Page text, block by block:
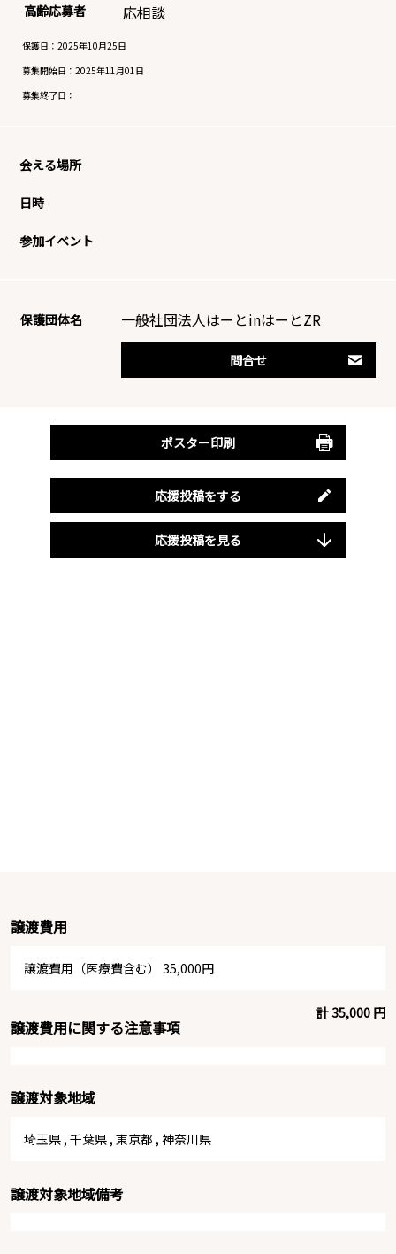
高齢応募者 応相談
保護日：2025年10月25日
募集開始日： 2025年11月01日
募集終了日：
会える場所
日時
参加イベント
保護団体名 一般社団法人はーとinはーとZR
問合せ
ポスター印刷
応援投稿をする
応援投稿を見る
譲渡費用
譲渡費用（医療費含む） 35,000円
計 35,000 円
譲渡費用に関する注意事項
譲渡対象地域
埼玉県 , 千葉県 , 東京都 , 神奈川県
譲渡対象地域備考